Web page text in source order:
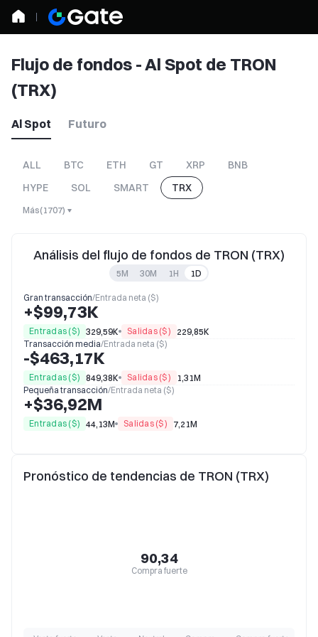
Flujo de fondos - Al Spot de TRON
(TRX)
Al Spot Futuro
ALL BTC ETH GT XRP
BNB
HYPE
SOL SMART TRX
Más(1707)
Análisis del flujo de fondos de TRON (TRX)
5M 30M 1H 1D
Gran transacción/Entrada neta ($)
+$99,73K
Entradas ($) 329,59K Salidas ($)
229,85K
Transacción media/Entrada neta ($)
-$463,17K
Entradas ($) 849,38K Salidas ($)
1,31M
Pequeña transacción/Entrada neta ($)
+$36,92M
Entradas ($) 44,13M Salidas ($) 7,21M
Pronóstico de tendencias de TRON (TRX)
90,34
Compra fuerte